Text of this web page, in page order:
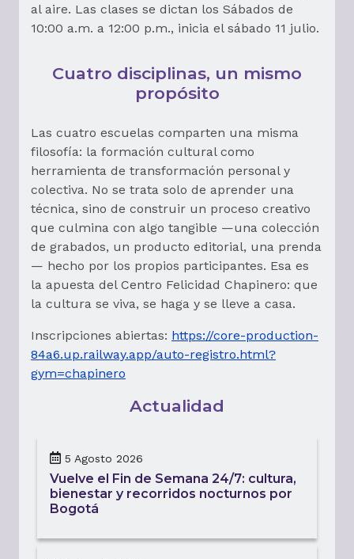
al aire. Las clases se dictan los Sábados de
10:00 a.m. a 12:00 p.m., inicia el sábado 11 julio.
Cuatro disciplinas, un mismo
propósito
Las cuatro escuelas comparten una misma
filosofía: la formación cultural como
herramienta de transformación personal y
colectiva. No se trata solo de aprender una
técnica, sino de construir un proceso creativo
que culmina con algo tangible —una colección
de grabados, un producto editorial, una prenda
— hecho por los propios participantes. Esa es
la apuesta del Centro Felicidad Chapinero: que
la cultura se viva, se haga y se lleve a casa.
Inscripciones abiertas: https://core-production-
84a6.up.railway.app/auto-registro.html?
gym=chapinero
Actualidad
5 Agosto 2026
Vuelve el Fin de Semana 24/7: cultura,
bienestar y recorridos nocturnos por
Bogotá